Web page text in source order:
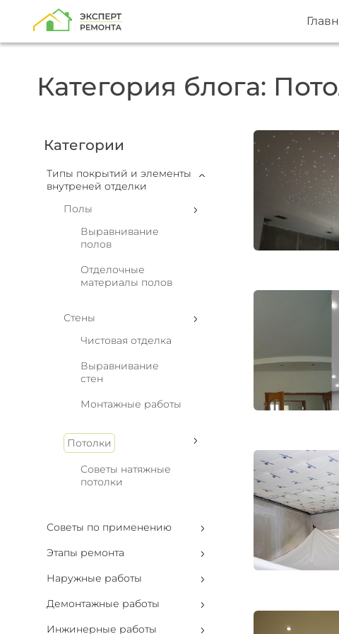
Категория блога:
Категории
Типы покрытий и элементы
внутреней отделки
Полы
Выравнивание
полов
Отделочные
материалы полов
Стены
Чистовая отделка
Выравнивание
стен
Монтажные работы
Потолки
Советы натяжные
потолки
Советы по применению
Этапы ремонта
Наружные работы
Демонтажные работы
Инжинерные работы